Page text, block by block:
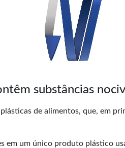
substâncias
de alimentos, que, em
um único produto plástico